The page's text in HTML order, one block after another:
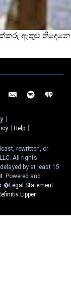
ඇතුළු
Help
rewritten, or
All rights
by at least 15
. Powered and
.�Legal Statement.
Lipper.